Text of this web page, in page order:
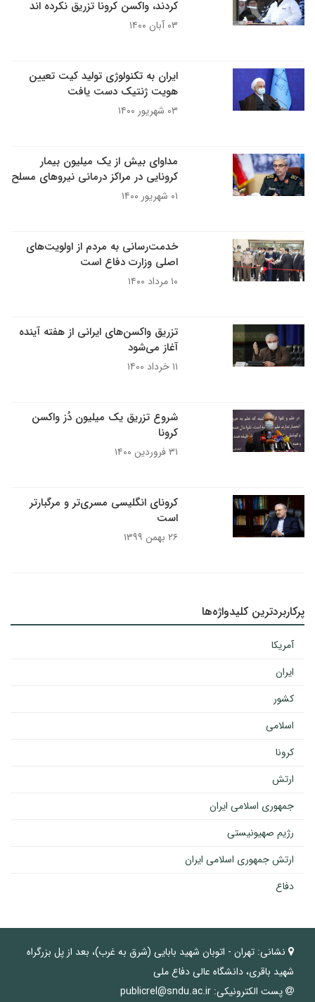
کردند، واکسن کرونا تزریق نکرده اند
۰۳ آبان ۱۴۰۰
ایران به تکنولوژی تولید کیت تعیین
هویت ژنتیک دست یافت
۰۳ شهریور ۱۴۰۰
مداوای بیش از یک میلیون بیمار
کرونایی در مراکز درمانی نیرو‌های مسلح
۰۱ شهریور ۱۴۰۰
خدمت‌رسانی به مردم از اولویت‌های
اصلی وزارت دفاع است
۱۰ مرداد ۱۴۰۰
تزریق واکسن‌های ایرانی از هفته آینده
آغاز می‌شود
۱۱ خرداد ۱۴۰۰
شروع تزریق یک میلیون دُز واکسن
کرونا
۳۱ فروردین ۱۴۰۰
کرونای انگلیسی مسری‌تر و مرگبارتر
است
۲۶ بهمن ۱۳۹۹
پرکاربردترین کلیدواژه‌ها
آمریکا
ایران
کشور
اسلامی
کرونا
ارتش
جمهوری اسلامی ایران
رژیم صهیونیستی
ارتش جمهوری اسلامی ایران
دفاع
نشانی: تهران - اتوبان شهید بابایی (شرق به غرب)، بعد از پل بزرگراه
شهید باقری، دانشگاه عالی دفاع ملی
پست الکترونیکی: publicrel@sndu.ac.ir